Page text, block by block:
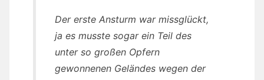
Der erste Ansturm war missglückt,
ja es musste sogar ein Teil des
unter so großen Opfern
gewonnenen Geländes wegen der